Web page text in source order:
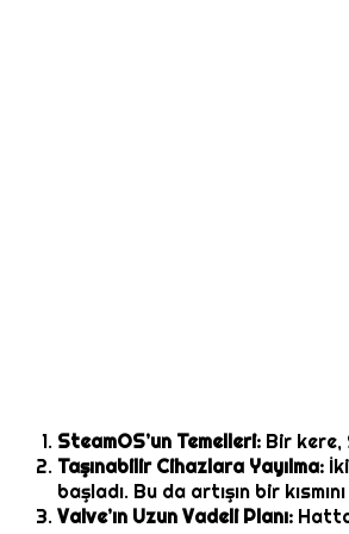
SteamOS’un Temelleri: Bir kere,
Taşınabilir Cihazlara Yayılma:
başladı. Bu da artışın bir
Valve’ın Uzun Vadeli Planı: